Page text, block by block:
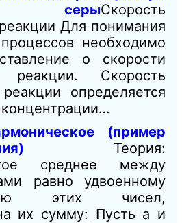
серыСкорость
Для понимания
необходимо
о скорости
реакции. Скорость
определяется
(пример
Теория:
среднее между
равно удвоенному
этих чисел,
их сумму: Пусть а и